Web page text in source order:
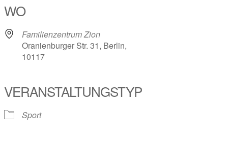
WO
Familienzentrum Zion
Oranienburger Str. 31, Berlin,
10117
VERANSTALTUNGSTYP
Sport